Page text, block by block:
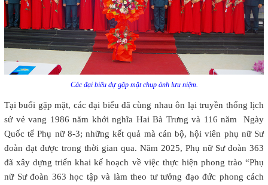
Các đại biểu dự gặp mặt chụp ảnh lưu niệm.
Tại buổi gặp mặt, các đại biểu đã cùng nhau ôn lại truyền thống lịch
sử vẻ vang 1986 năm khởi nghĩa Hai Bà Trưng và 116 năm Ngày
Quốc tế Phụ nữ 8-3; những kết quả mà cán bộ, hội viên phụ nữ Sư
đoàn đạt được trong thời gian qua. Năm 2025, Phụ nữ Sư đoàn 363
đã xây dựng triển khai kế hoạch về việc thực hiện phong trào “Phụ
nữ Sư đoàn 363 học tập và làm theo tư tưởng đạo đức phong cách